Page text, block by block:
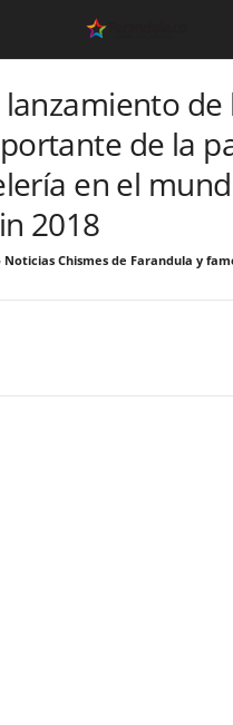
de
de la
en el
2018
Noticias Chismes de Farandula y